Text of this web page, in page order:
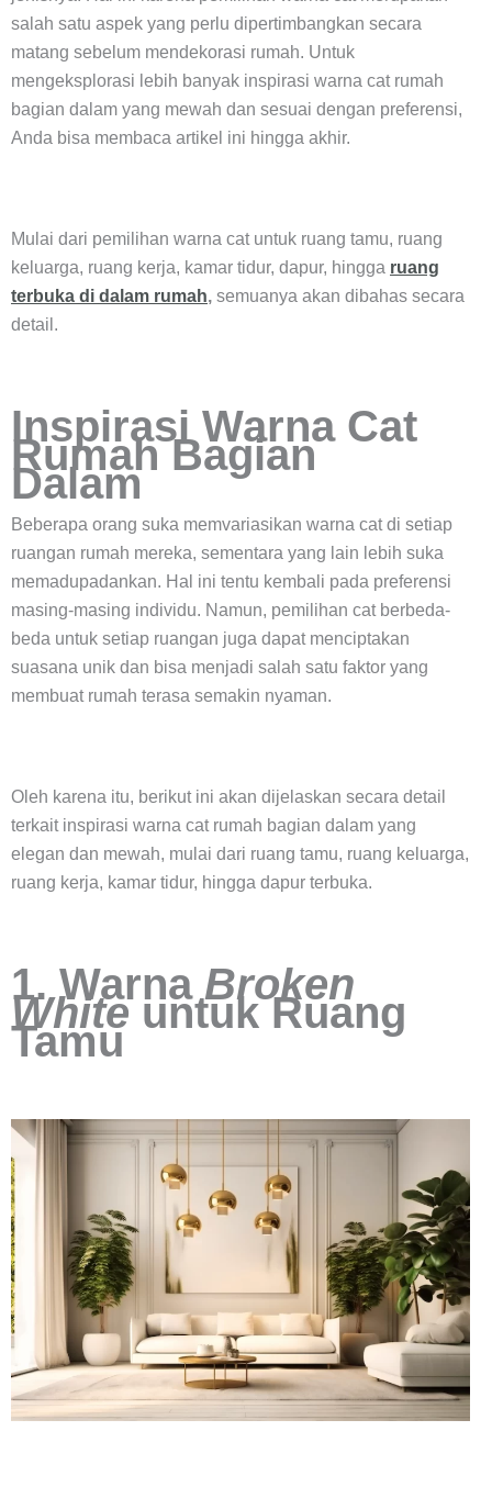
salah satu aspek yang perlu dipertimbangkan secara
matang sebelum mendekorasi rumah. Untuk
mengeksplorasi lebih banyak inspirasi warna cat rumah
bagian dalam yang mewah dan sesuai dengan preferensi,
Anda bisa membaca artikel ini hingga akhir.
Mulai dari pemilihan warna cat untuk ruang tamu, ruang
keluarga, ruang kerja, kamar tidur, dapur, hingga ruang
terbuka di dalam rumah, semuanya akan dibahas secara
detail.
Inspirasi Warna Cat
Rumah Bagian
Dalam
Beberapa orang suka memvariasikan warna cat di setiap
ruangan rumah mereka, sementara yang lain lebih suka
memadupadankan. Hal ini tentu kembali pada preferensi
masing-masing individu. Namun, pemilihan cat berbeda-
beda untuk setiap ruangan juga dapat menciptakan
suasana unik dan bisa menjadi salah satu faktor yang
membuat rumah terasa semakin nyaman.
Oleh karena itu, berikut ini akan dijelaskan secara detail
terkait inspirasi warna cat rumah bagian dalam yang
elegan dan mewah, mulai dari ruang tamu, ruang keluarga,
ruang kerja, kamar tidur, hingga dapur terbuka.
1. Warna Broken
Whiteuntuk Ruang
Tamu